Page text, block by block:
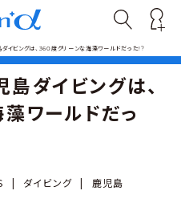
イビングは、360度グリーンな海藻ワールドだった!?
ダイビングは、
ワールドだっ
| ダイビング | 鹿児島